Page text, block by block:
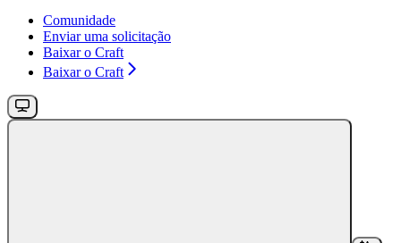
Comunidade
Enviar uma solicitação
Baixar o Craft
Baixar o Craft